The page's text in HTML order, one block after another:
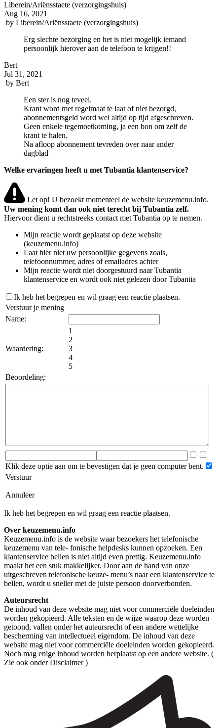
Liberein/Ariënsstaete (verzorgingshuis)
Aug 16, 2021
by Liberein/Ariënsstaete (verzorgingshuis)
Erg slechte bezorging en het is niet mogelijk iemand
persoonlijk hierover aan de telefoon te krijgen!!
Bert
Jul 31, 2021
by Bert
Een ster is nog teveel.
Krant word met regelmaat te laat of niet bezorgd,
abonnementsgeld word wel altijd op tijd afgeschreven.
Geen enkele tegemoetkoming, ja een bon om zelf de
krant te halen.
Na afloop abonnement tevreden over naar ander
dagblad
Welke ervaringen heeft u met Tubantia klantenservice?
Let op! U bezoekt momenteel de website keuzemenu.info.
Uw mening komt dan ook niet terecht bij Tubantia zelf.
Hiervoor dient u rechtstreeks contact met Tubantia op te nemen.
Mijn reactie wordt geplaatst op deze website
(keuzemenu.info)
Laat hier niet uw persoonlijke gegevens zoals,
telefoonnummer, adres of emailadres achter
Mijn reactie wordt niet doorgestuurd naar Tubantia
klantenservice en wordt ook niet gelezen door Tubantia
Ik heb het begrepen en wil graag een reactie plaatsen.
Verstuur je mening
Name:
Waardering:
1
2
3
4
5
Beoordeling:
Klik deze optie aan om te bevestigen dat je geen computer bent.
Verstuur
Annuleer
Ik heb het begrepen en wil graag een reactie plaatsen.
Over keuzemenu.info
Keuzemenu.info is de website waar bezoekers het telefonische
keuzemenu van tele- fonische helpdesks kunnen opzoeken. Een
klantenservice bellen is niet altijd even prettig. Keuzemenu.info
maakt het een stuk makkelijker. Door aan de hand van onze
uitgeschreven telefonische keuze- menu’s naar een klantenservice te
bellen, wordt u sneller met de juiste persoon doorverbonden.
Auteursrecht
De inhoud van deze website mag niet voor commerciële doeleinden
worden gekopieerd. Alle teksten en de wijze waarop deze worden
getoond, vallen onder het auteursrecht of een andere wettelijke
bescherming van intellectueel eigendom. De inhoud van deze
website mag niet voor commerciële doeleinden worden gekopieerd.
Noch mag enige inhoud worden herplaatst op een andere website. (
Zie ook onder Disclaimer )